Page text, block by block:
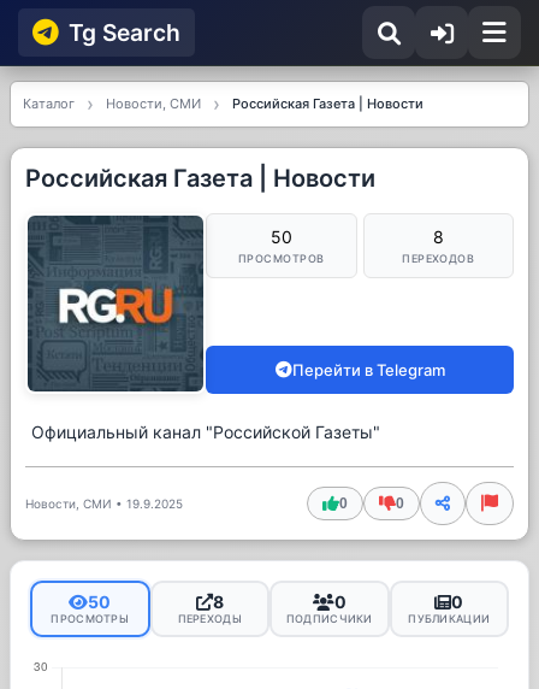
Tg Searсh
Каталог Новости, СМИ Российская Газета | Новости
Российская Газета | Новости
50
ПРОСМОТРОВ
8
ПЕРЕХОДОВ
Перейти в Telegram
Официальный канал "Российской Газеты"
Новости, СМИ • 19.9.2025 0 0
50
ПРОСМОТРЫ
8
ПЕРЕХОДЫ
0
ПОДПИСЧИКИ
0
ПУБЛИКАЦИИ